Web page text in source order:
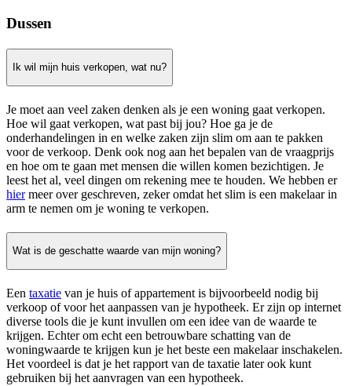
Dussen
Ik wil mijn huis verkopen, wat nu?
Je moet aan veel zaken denken als je een woning gaat verkopen.
Hoe wil gaat verkopen, wat past bij jou? Hoe ga je de
onderhandelingen in en welke zaken zijn slim om aan te pakken
voor de verkoop. Denk ook nog aan het bepalen van de vraagprijs
en hoe om te gaan met mensen die willen komen bezichtigen. Je
leest het al, veel dingen om rekening mee te houden. We hebben er
hiermeer over geschreven, zeker omdat het slim is een makelaar in
arm te nemen om je woning te verkopen.
Wat is de geschatte waarde van mijn woning?
Een taxatie van je huis of appartement is bijvoorbeeld nodig bij
verkoop of voor het aanpassen van je hypotheek. Er zijn op internet
diverse tools die je kunt invullen om een idee van de waarde te
krijgen. Echter om echt een betrouwbare schatting van de
woningwaarde te krijgen kun je het beste een makelaar inschakelen.
Het voordeel is dat je het rapport van de taxatie later ook kunt
gebruiken bij het aanvragen van een hypotheek.